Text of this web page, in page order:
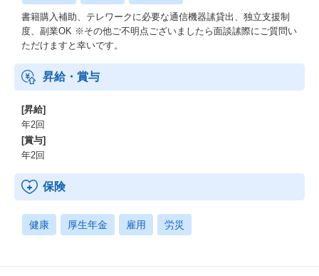
書籍購入補助、テレワークに必要な通信機器䛾貸出、独立支援制
度、副業OK ※その他ご不明点ございましたら面談䛾際にご質問い
ただけますと幸いです。
昇給・賞与
[昇給]
年2回
[賞与]
年2回
保険
健康 厚生年金 雇用 労災